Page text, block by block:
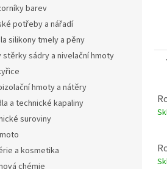
barev
potřeby a nářadí
silikony tmely a pěny
stěrky sádry a nivelační hmoty
hmoty a nátěry
a technické kapaliny
suroviny
a kosmetika
chémie